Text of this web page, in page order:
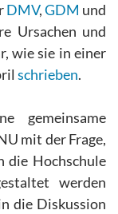
DMV,GDM und
Ursachen und
wie sie in einer
schrieben.
gemeinsame
mit der Frage,
die Hochschule
werden
die Diskussion